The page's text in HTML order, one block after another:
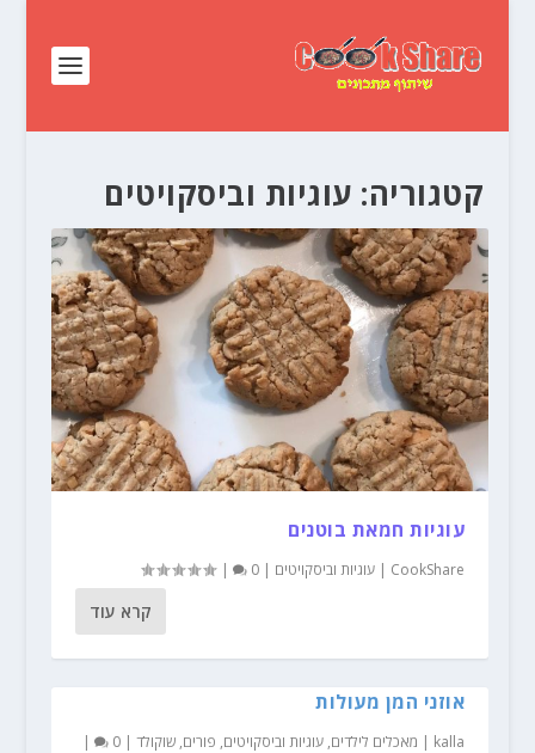
קטגוריה: עוגיות וביסקויטים
עוגיות חמאת בוטנים
CookShare
| עוגיות וביסקויטים |
0
|
קרא עוד
אוזני המן מעולות
kalla
| מאכלים לילדים, עוגיות וביסקויטים, פורים, שוקולד|
0
|